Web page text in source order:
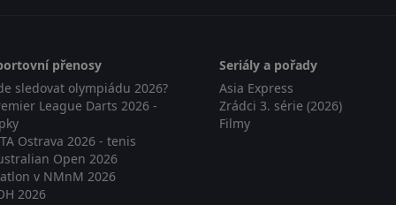
přenosy
sledovat olympiádu 2026?
League Darts 2026 -
Ostrava 2026 - tenis
Open 2026
v NMnM 2026
2026
Seriály a pořady
Asia Express
Zrádci 3. série (2026)
Filmy